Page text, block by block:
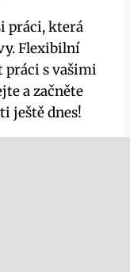
práci, která
Flexibilní
práci s vašimi
a začněte
ještě dnes!